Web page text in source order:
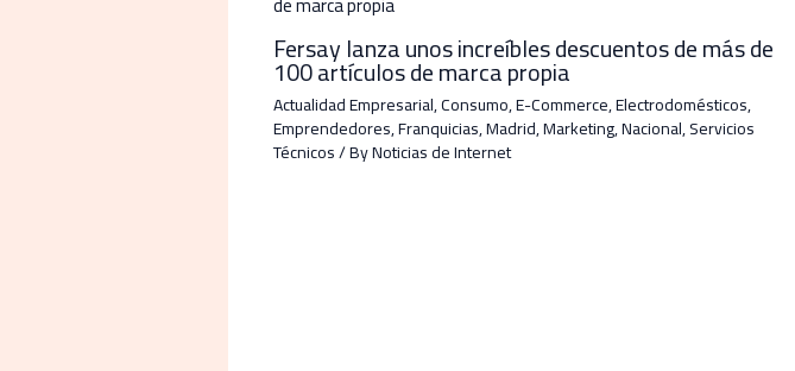
Fersay lanza unos increíbles descuentos de más de
100 artículos de marca propia
Actualidad Empresarial,Consumo,E-Commerce,Electrodomésticos,
Emprendedores,Franquicias,Madrid,Marketing,Nacional,Servicios
Técnicos/ ByNoticias de Internet